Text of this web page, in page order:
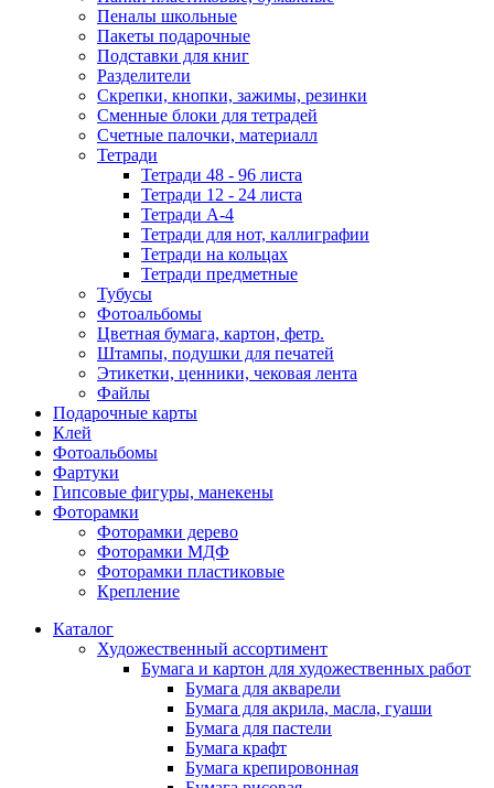
Пеналы школьные
Пакеты подарочные
Подставки для книг
Разделители
Скрепки, кнопки, зажимы, резинки
Сменные блоки для тетрадей
Счетные палочки, материалл
Тетради
Тетради 48 - 96 листа
Тетради 12 - 24 листа
Тетради А-4
Тетради для нот, каллиграфии
Тетради на кольцах
Тетради предметные
Тубусы
Фотоальбомы
Цветная бумага, картон, фетр.
Штампы, подушки для печатей
Этикетки, ценники, чековая лента
Файлы
Подарочные карты
Клей
Фотоальбомы
Фартуки
Гипсовые фигуры, манекены
Фоторамки
Фоторамки дерево
Фоторамки МДФ
Фоторамки пластиковые
Крепление
Каталог
Художественный ассортимент
Бумага и картон для художественных работ
Бумага для акварели
Бумага для акрила, масла, гуаши
Бумага для пастели
Бумага крафт
Бумага крепировонная